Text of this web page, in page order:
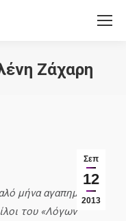
Ζάχαρη
Σεπ
12
2013
μήνα αγαπημένοι
του «Λόγων